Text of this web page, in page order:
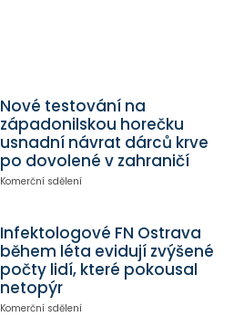
Nové testování na
západonilskou horečku
usnadní návrat dárců krve
po dovolené v zahraničí
Komerční sdělení
Infektologové FN Ostrava
během léta evidují zvýšené
počty lidí, které pokousal
netopýr
Komerční sdělení